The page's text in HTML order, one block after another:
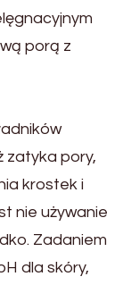
porą z
zatyka pory,
krostek i
nie używanie
Zadaniem
dla skóry,